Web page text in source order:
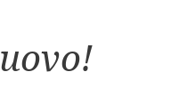
uovo!